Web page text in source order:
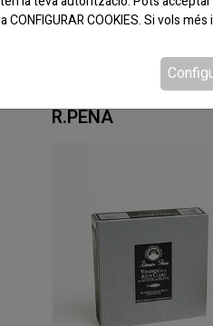
MEJILLONES
R.PEÑA
COOKIES. Si vols